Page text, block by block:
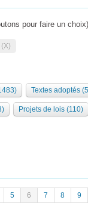
Collège des
)
pour faire un choix)
Textes adoptés
Projets de lois (110)
5 6 7 8 9